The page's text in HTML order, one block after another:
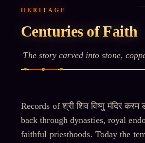
HERITAGE
Centuries of Faith
The story carved into stone,
Records ofश्री शिव विष्णु मंदिर करम
back through dynasties, royal
faithful priesthoods. Today the